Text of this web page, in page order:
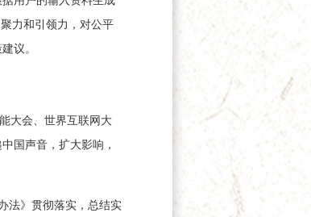
力和引领力，对公平
议。
大会、世界互联网大
国声音，扩大影响，
法》贯彻落实，总结实